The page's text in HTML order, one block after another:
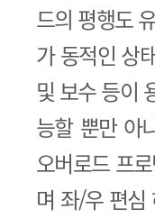
드의 평행도
가 동적인 상
및 보수 등이
능할 뿐만 아
오버로드 프
며 좌/우 편심